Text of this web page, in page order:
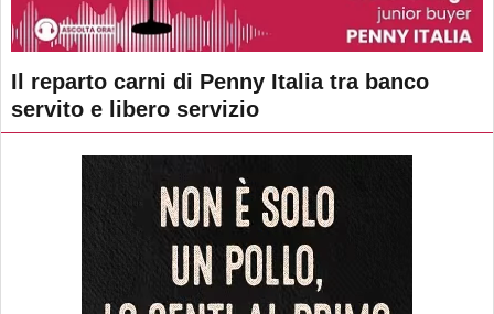
Il reparto carni di Penny Italia tra banco
servito e libero servizio